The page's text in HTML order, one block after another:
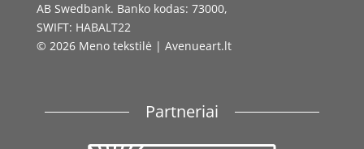
AB Swedbank. Banko kodas: 73000,
SWIFT: HABALT22
© 2026 Meno tekstilė | Avenueart.lt
Partneriai